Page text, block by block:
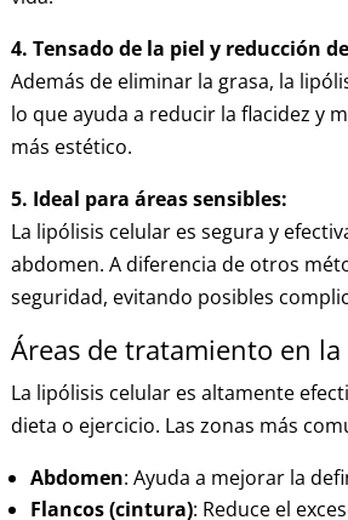
4. Tensado de la piel y reducción
Además de eliminar la grasa, la
lo que ayuda a reducir la flacidez y
más estético.
5. Ideal para áreas sensibles:
La lipólisis celular es segura y
abdomen. A diferencia de otros
seguridad, evitando posibles
Áreas de tratamiento en
La lipólisis celular es altamente
dieta o ejercicio. Las zonas más
Abdomen: Ayuda a mejorar la
Flancos (cintura): Reduce el